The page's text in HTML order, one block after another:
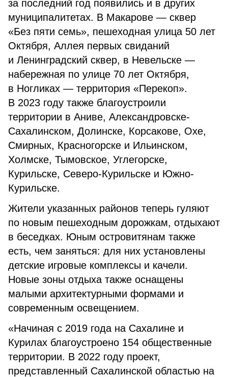
за последний год появились и в других
муниципалитетах. В Макарове — сквер
«Без пяти семь», пешеходная улица 50 лет
Октября, Аллея первых свиданий
и Ленинградский сквер, в Невельске —
набережная по улице 70 лет Октября,
в Ногликах — территория «Перекоп».
В 2023 году также благоустроили
территории в Аниве, Александровске-
Сахалинском, Долинске, Корсакове, Охе,
Смирных, Красногорске и Ильинском,
Холмске, Тымовское, Углегорске,
Курильске, Северо-Курильске и Южно-
Курильске.
Жители указанных районов теперь гуляют
по новым пешеходным дорожкам, отдыхают
в беседках. Юным островитянам также
есть, чем заняться: для них установлены
детские игровые комплексы и качели.
Новые зоны отдыха также оснащены
малыми архитектурными формами и
современным освещением.
«Начиная с 2019 года на Сахалине и
Курилах благоустроено 154 общественные
территории. В 2022 году проект,
представленный Сахалинской областью на